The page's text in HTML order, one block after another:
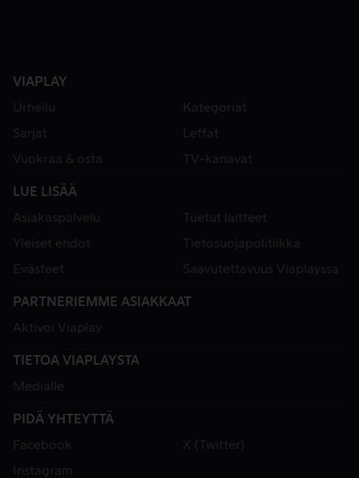
VIAPLAY
Urheilu
Kategoriat
Sarjat
Leffat
Vuokraa & osta
TV-kanavat
LUE LISÄÄ
Asiakaspalvelu
Tuetut laitteet
Yleiset ehdot
Tietosuojapolitiikka
Evästeet
Saavutettavuus Viaplayssa
PARTNERIEMME ASIAKKAAT
Aktivoi Viaplay
TIETOA VIAPLAYSTA
Medialle
PIDÄ YHTEYTTÄ
Facebook
X (Twitter)
Instagram